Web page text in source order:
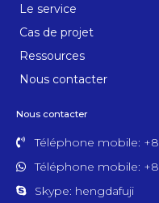
Le service
Cas de projet
Ressources
Nous contacter
Nous contacter
Téléphone mobile:
Téléphone mobile:
Skype: hengdafuji